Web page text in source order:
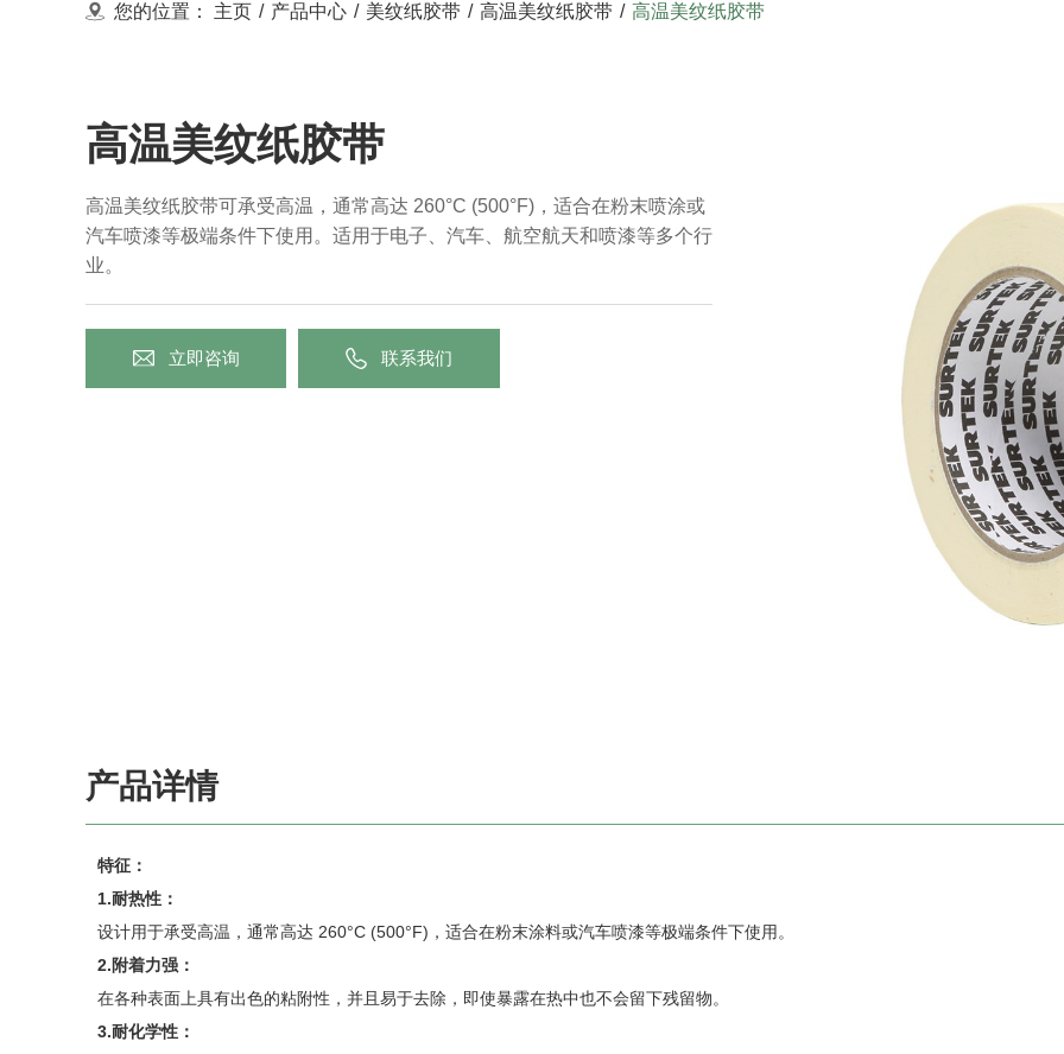
您的位置： 主页 / 产品中心 / 美纹纸胶带 / 高温美纹纸胶带 / 高温美纹纸胶带
高温美纹纸胶带
高温美纹纸胶带可承受高温，通常高达 260°C (500°F)，适合在粉末喷涂或
汽车喷漆等极端条件下使用。适用于电子、汽车、航空航天和喷漆等多个行
业。
立即咨询 联系我们
产品详情
特征：
1.耐热性：
设计用于承受高温，通常高达 260°C (500°F)，适合在粉末涂料或汽车喷漆等极端条件下使用。
2.附着力强：
在各种表面上具有出色的粘附性，并且易于去除，即使暴露在热中也不会留下残留物。
3.耐化学性：